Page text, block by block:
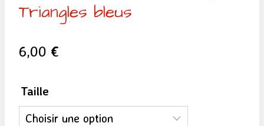
Triangles bleus
6,00 €
Taille